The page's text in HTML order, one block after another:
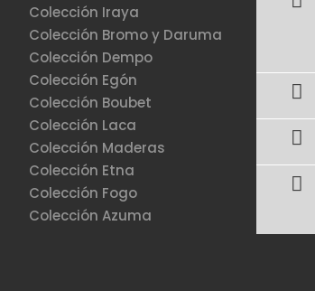
Colección Iraya
Colección Bromo y Daruma
Colección Dempo
Colección Egón
Colección Boubet
Colección Laca
Colección Maderas
Colección Etna
Colección Fogo
Colección Azuma